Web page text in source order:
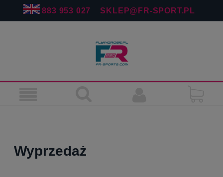
883 953 027 SKLEP@FR-SPORT.PL
Wyprzedaż